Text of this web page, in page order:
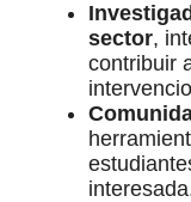
sector,
contribuir